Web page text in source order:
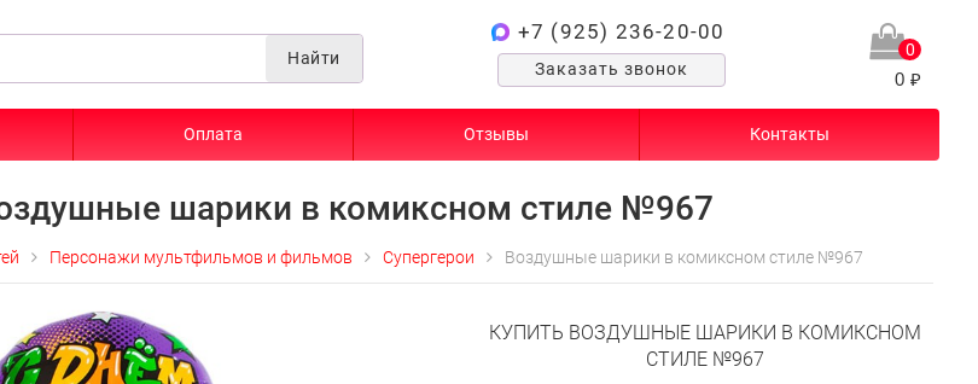
Найти
+7 (925) 236-20-00
Заказать звонок
0
0 ₽
Оплата Отзывы Контакты
шарики в комиксном стиле №967
Персонажи мультфильмов и фильмов Супергерои Воздушные шарики в комиксном стиле №967
КУПИТЬ ВОЗДУШНЫЕ ШАРИКИ В КОМИКСНОМ
СТИЛЕ №967